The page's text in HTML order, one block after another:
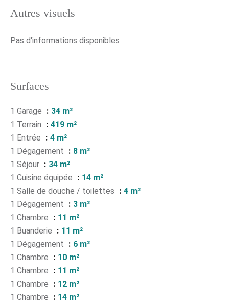
Autres visuels
Pas d'informations disponibles
Surfaces
1 Garage
34 m²
1 Terrain
419 m²
1 Entrée
4 m²
1 Dégagement
8 m²
1 Séjour
34 m²
1 Cuisine équipée
14 m²
1 Salle de douche / toilettes
4 m²
1 Dégagement
3 m²
1 Chambre
11 m²
1 Buanderie
11 m²
1 Dégagement
6 m²
1 Chambre
10 m²
1 Chambre
11 m²
1 Chambre
12 m²
1 Chambre
14 m²